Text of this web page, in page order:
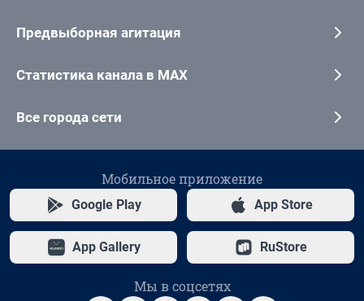
Предвыборная агитация
Статистика канала в MAX
Все города сети
Мобильное приложение
Google Play App Store
App Gallery RuStore
Мы в соцсетях